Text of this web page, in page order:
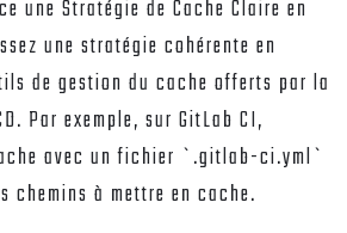
une Stratégie de Cache Claire en
une stratégie cohérente en
de gestion du cache offerts par la
Par exemple, sur GitLab CI,
avec un fichier `.gitlab-ci.yml`
chemins à mettre en cache.